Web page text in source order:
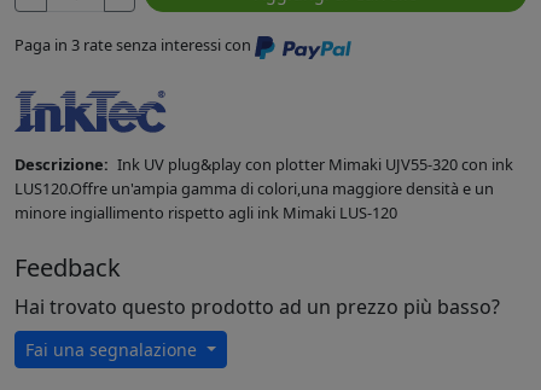
Paga in 3 rate senza interessi con
Descrizione: Ink UV plug&play con plotter Mimaki UJV55-320 con ink
LUS120.Offre un'ampia gamma di colori,una maggiore densità e un
minore ingiallimento rispetto agli ink Mimaki LUS-120
Feedback
Hai trovato questo prodotto ad un prezzo più basso?
Fai una segnalazione